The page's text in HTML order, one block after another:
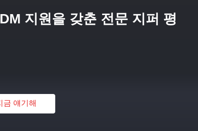
지원을 갖춘 전문 지퍼 평
금 얘기해